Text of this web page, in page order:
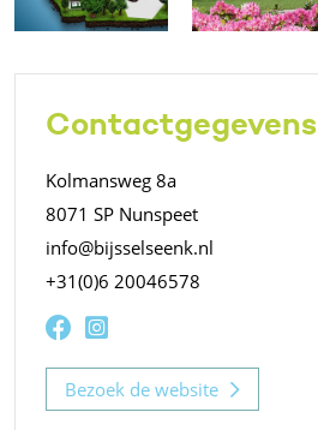
Contactgegevens
Kolmansweg 8a
8071 SP Nunspeet
info@bijsselseenk.nl
+31(0)6 20046578
Bezoek de website